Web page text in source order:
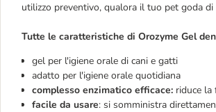
utilizzo preventivo, qualora il tuo pet goda
Tutte le caratteristiche di Orozyme Gel
gel per l'igiene orale di cani e gatti
adatto per l'igiene orale quotidiana
complesso enzimatico efficace: riduce la
facile da usare: si somministra